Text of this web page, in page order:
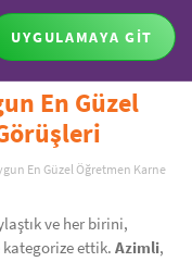
UYGULAMAYA GİT
En Güzel
En Güzel Öğretmen Karne
ve her birini,
kategorize ettik. Azimli,